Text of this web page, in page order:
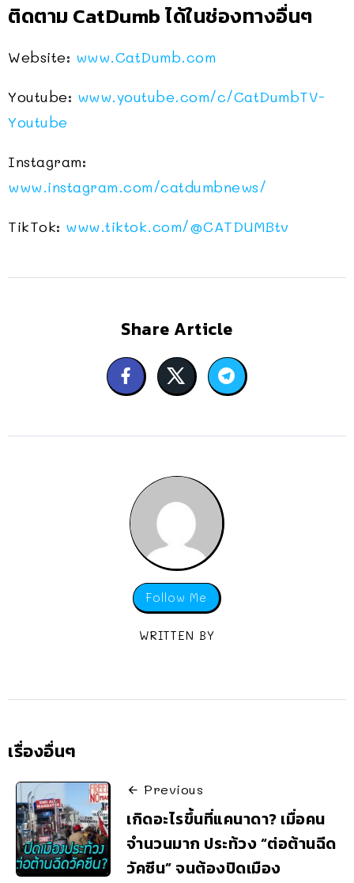
ติดตาม CatDumb ได้ในช่องทางอื่นๆ
Website: www.CatDumb.com
Youtube: www.youtube.com/c/CatDumbTV-
Youtube
Instagram:
www.instagram.com/catdumbnews/
TikTok: www.tiktok.com/@CATDUMBtv
Share Article
Follow Me
WRITTEN BY
เรื่องอื่นๆ
Previous
เกิดอะไรขึ้นที่แคนาดา? เมื่อคน
จำนวนมาก ประท้วง “ต่อต้านฉีด
วัคซีน” จนต้องปิดเมือง